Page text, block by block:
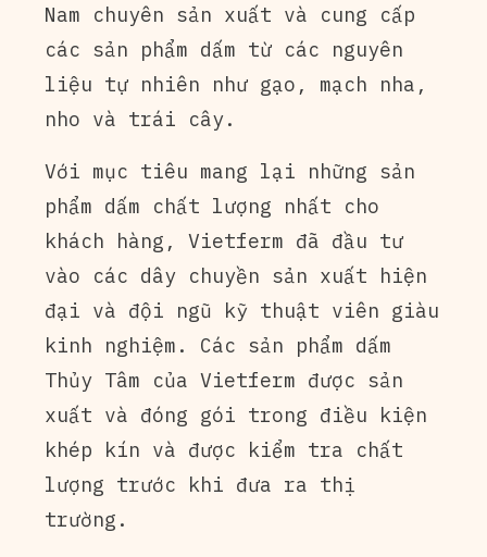
Nam chuyên sản xuất và cung cấp
các sản phẩm dấm từ các nguyên
liệu tự nhiên như gạo, mạch nha,
nho và trái cây.
Với mục tiêu mang lại những sản
phẩm dấm chất lượng nhất cho
khách hàng, Vietferm đã đầu tư
vào các dây chuyền sản xuất hiện
đại và đội ngũ kỹ thuật viên giàu
kinh nghiệm. Các sản phẩm dấm
Thủy Tâm của Vietferm được sản
xuất và đóng gói trong điều kiện
khép kín và được kiểm tra chất
lượng trước khi đưa ra thị
trường.